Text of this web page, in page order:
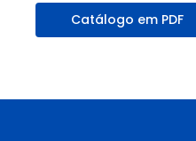
Catálogo em PDF